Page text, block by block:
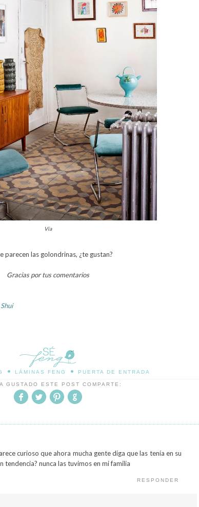
Vía
parecen las golondrinas, ¿te gustan?
Gracias por tus comentarios
• LÁMINAS FENG • PUERTA DE ENTRADA
GUSTADO ESTE POST COMPARTE:
curioso que ahora mucha gente diga que las tenía en su
tendencia? nunca las tuvimos en mi familia
RESPONDER